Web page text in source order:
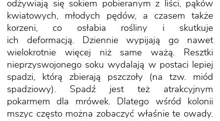
odżywiają się sokiem pobieranym z liści, pąków
kwiatowych, młodych pędów, a czasem także
korzeni, co osłabia rośliny i skutkuje
ich deformacją. Dziennie wypijają go nawet
wielokrotnie więcej niż same ważą. Resztki
nieprzyswojonego soku wydalają w postaci lepiej
spadzi, którą zbierają pszczoły (na tzw. miód
spadziowy). Spadź jest też atrakcyjnym
pokarmem dla mrówek. Dlatego wśród kolonii
mszyc często można zobaczyć właśnie te owady.